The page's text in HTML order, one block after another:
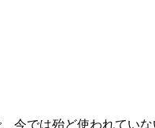
今では殆ど使われてい